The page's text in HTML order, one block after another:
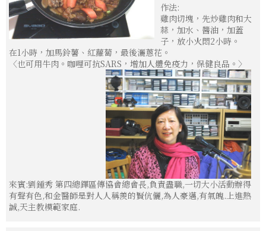
作法:
雞肉切塊，先炒雞肉和大
蒜，加水、醬油，加蓋
子，放小火悶2小時。
在1小時，加馬鈴薯、紅蘿蔔，最後灑蔥花。
〈也可用牛肉。咖哩可抗SARS，增加人體免疫力，保健良品。〉
來賓:劉鍾秀 第四總鐸區傳協會總會長,負責盡職,一切大小活動辦得
有聲有色,和金醫師是對人人稱羨的賢伉儷,為人豪邁,有氣魄.上進熱
誠,天主教模範家庭.